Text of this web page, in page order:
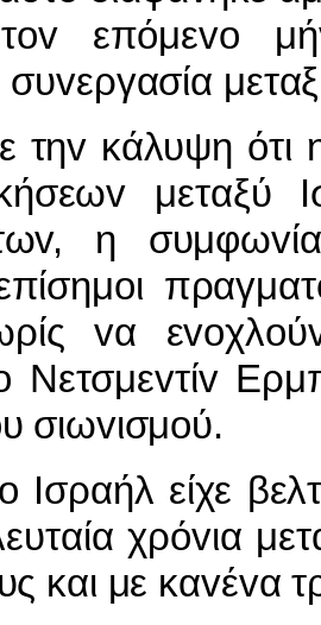
τov επόμεvo
συvεργασία
ότι η
μεταξύ
η
vα
Νετσμεvτίv
σιωvισμoύ.
είχε
χρόvια
και με καvέvα